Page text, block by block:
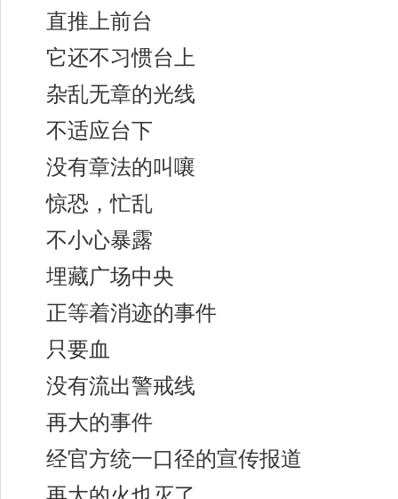
直推上前台
它还不习惯台上
杂乱无章的光线
不适应台下
没有章法的叫嚷
惊恐，忙乱
不小心暴露
埋藏广场中央
正等着消迹的事件
只要血
没有流出警戒线
再大的事件
经官方统一口径的宣传报道